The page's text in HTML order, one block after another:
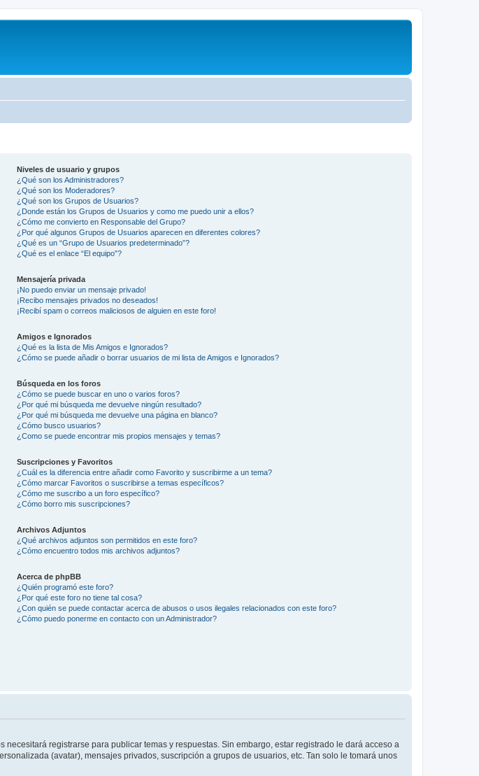
Niveles de usuario y grupos
¿Qué son los Administradores?
¿Qué son los Moderadores?
¿Qué son los Grupos de Usuarios?
¿Donde están los Grupos de Usuarios y como me puedo unir a ellos?
¿Cómo me convierto en Responsable del Grupo?
¿Por qué algunos Grupos de Usuarios aparecen en diferentes colores?
¿Qué es un “Grupo de Usuarios predeterminado”?
¿Qué es el enlace “El equipo”?
Mensajería privada
¡No puedo enviar un mensaje privado!
¡Recibo mensajes privados no deseados!
¡Recibí spam o correos maliciosos de alguien en este foro!
Amigos e Ignorados
¿Qué es la lista de Mis Amigos e Ignorados?
¿Cómo se puede añadir o borrar usuarios de mi lista de Amigos e Ignorados?
Búsqueda en los foros
¿Cómo se puede buscar en uno o varios foros?
¿Por qué mi búsqueda me devuelve ningún resultado?
¿Por qué mi búsqueda me devuelve una página en blanco?
¿Cómo busco usuarios?
¿Como se puede encontrar mis propios mensajes y temas?
Suscripciones y Favoritos
¿Cuál es la diferencia entre añadir como Favorito y suscribirme a un tema?
¿Cómo marcar Favoritos o suscribirse a temas específicos?
¿Cómo me suscribo a un foro específico?
¿Cómo borro mis suscripciones?
Archivos Adjuntos
¿Qué archivos adjuntos son permitidos en este foro?
¿Cómo encuentro todos mis archivos adjuntos?
Acerca de phpBB
¿Quién programó este foro?
¿Por qué este foro no tiene tal cosa?
¿Con quién se puede contactar acerca de abusos o usos ilegales relacionados con este foro?
¿Cómo puedo ponerme en contacto con un Administrador?
registrarse para publicar temas y respuestas. Sin embargo, estar registrado le dará acceso a
(avatar), mensajes privados, suscripción a grupos de usuarios, etc. Tan solo le tomará unos